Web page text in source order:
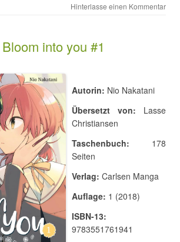
Hinterlasse einen Kommentar
into you #1
Autorin: Nio Nakatani
Übersetzt von: Lasse
Christiansen
Taschenbuch: 178
Seiten
Verlag: Carlsen Manga
Auflage: 1 (2018)
ISBN-13:
9783551761941